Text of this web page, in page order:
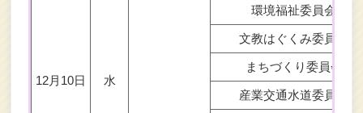
12月10日 水
環境福祉委員会
文教はぐくみ委員会
まちづくり委員会
産業交通水道委員会